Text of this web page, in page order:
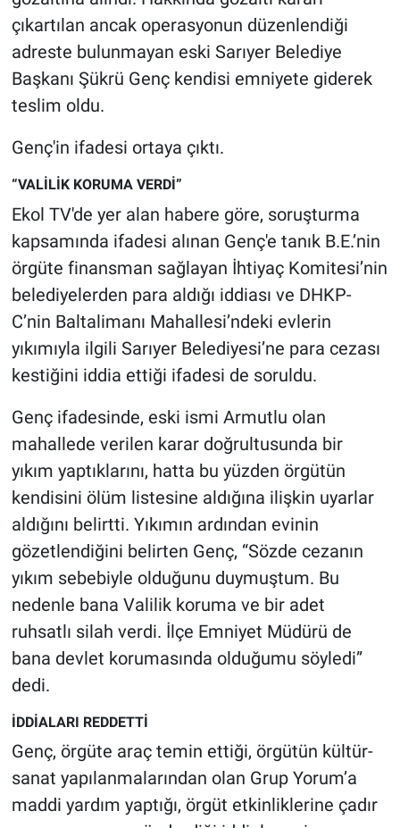
çıkartılan ancak operasyonun düzenlendiği
adreste bulunmayan eski Sarıyer Belediye
Başkanı Şükrü Genç kendisi emniyete giderek
teslim oldu.
Genç'in ifadesi ortaya çıktı.
“VALİLİK KORUMA VERDİ”
Ekol TV'de yer alan habere göre, soruşturma
kapsamında ifadesi alınan Genç'e tanık B.E.’nin
örgüte finansman sağlayan İhtiyaç Komitesi’nin
belediyelerden para aldığı iddiası ve DHKP-
C’nin Baltalimanı Mahallesi’ndeki evlerin
yıkımıyla ilgili Sarıyer Belediyesi’ne para cezası
kestiğini iddia ettiği ifadesi de soruldu.
Genç ifadesinde, eski ismi Armutlu olan
mahallede verilen karar doğrultusunda bir
yıkım yaptıklarını, hatta bu yüzden örgütün
kendisini ölüm listesine aldığına ilişkin uyarlar
aldığını belirtti. Yıkımın ardından evinin
gözetlendiğini belirten Genç, “Sözde cezanın
yıkım sebebiyle olduğunu duymuştum. Bu
nedenle bana Valilik koruma ve bir adet
ruhsatlı silah verdi. İlçe Emniyet Müdürü de
bana devlet korumasında olduğumu söyledi”
dedi.
İDDİALARI REDDETTİ
Genç, örgüte araç temin ettiği, örgütün kültür-
sanat yapılanmalarından olan Grup Yorum’a
maddi yardım yaptığı, örgüt etkinliklerine çadır
Kültür Sanat
Ne demişti
Nedir
Popüler
Programlar
Sağlık
Teknoloji
Türkiye'nin Geleceği
Türkiye'nin Gündemi
Yerel Gündem
Yerel Yaşam
Canlı Yayın